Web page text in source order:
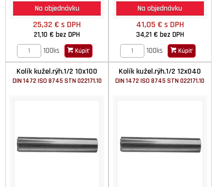
Na objednávku
25,32 €s DPH
21,10 €bez DPH
100ks
Kúpiť
Na objednávku
41,05 € s DPH
34,21 € bez DPH
100ks
Kúpiť
Kolík kužel.rýh.1/2 10x100
DIN 1472 ISO 8745 STN 022171.10
Kolík kužel.rýh.1/2 12x040
DIN 1472 ISO 8745 STN 022171.10